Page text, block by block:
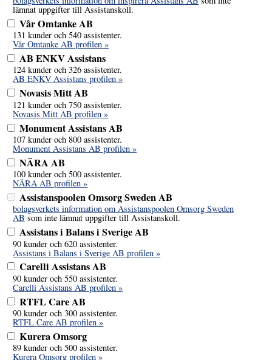
lämnat uppgifter till Assistanskoll.
Vår Omtanke AB
131 kunder och 540 assistenter.
Vår Omtanke AB profilen »
AB ENKV Assistans
124 kunder och 326 assistenter.
AB ENKV Assistans profilen »
Novasis Mitt AB
121 kunder och 750 assistenter.
Novasis Mitt AB profilen »
Monument Assistans AB
107 kunder och 800 assistenter.
Monument Assistans AB profilen »
NÄRA AB
100 kunder och 500 assistenter.
NÄRA AB profilen »
Assistanspoolen Omsorg Sweden AB
bolagsverkets information om Assistanspoolen Omsorg Sweden
AB som inte lämnat uppgifter till Assistanskoll.
Assistans i Balans i Sverige AB
90 kunder och 620 assistenter.
Assistans i Balans i Sverige AB profilen »
Carelli Assistans AB
90 kunder och 550 assistenter.
Carelli Assistans AB profilen »
RTFL Care AB
90 kunder och 300 assistenter.
RTFL Care AB profilen »
Kurera Omsorg
89 kunder och 500 assistenter.
Kurera Omsorg profilen »